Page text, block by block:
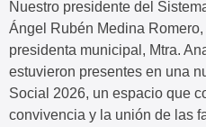
Nuestro presidente del
Ángel Rubén Medina
presidenta municipal, Mtra.
estuvieron presentes en una
Social 2026, un espacio que
convivencia y la unión de las